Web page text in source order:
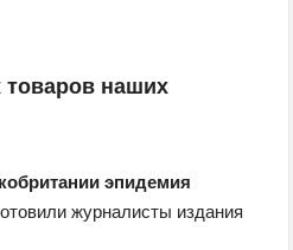
наших
эпидемия
журналисты издания